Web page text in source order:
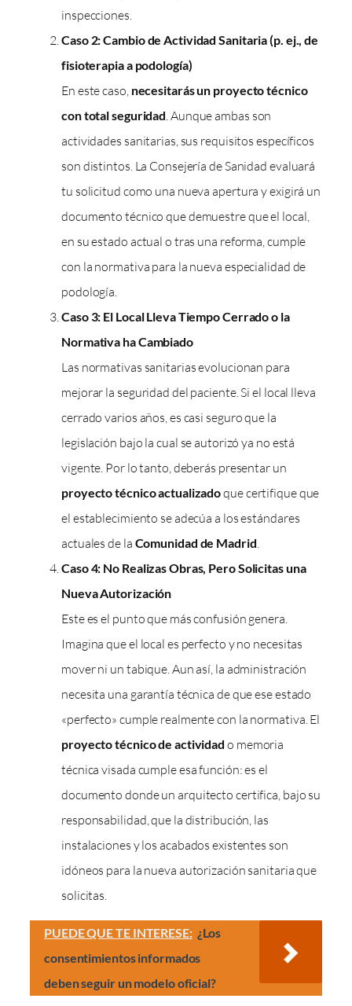
inspecciones.
Caso 2: Cambio de Actividad Sanitaria (p. ej., de
fisioterapia a podología)
En este caso, necesitarás un proyecto técnico
con total seguridad . Aunque ambas son
actividades sanitarias, sus requisitos específicos
son distintos. La Consejería de Sanidad evaluará
tu solicitud como una nueva apertura y exigirá un
documento técnico que demuestre que el local,
en su estado actual o tras una reforma, cumple
con la normativa para la nueva especialidad de
podología.
Caso 3: El Local Lleva Tiempo Cerrado o la
Normativa ha Cambiado
Las normativas sanitarias evolucionan para
mejorar la seguridad del paciente. Si el local lleva
cerrado varios años, es casi seguro que la
legislación bajo la cual se autorizó ya no está
vigente. Por lo tanto, deberás presentar un
proyecto técnico actualizadoque certifique que
el establecimiento se adecúa a los estándares
actuales de la Comunidad de Madrid
Caso 4: No Realizas Obras, Pero Solicitas una
Nueva Autorización
Este es el punto que más confusión genera.
Imagina que el local es perfecto y no necesitas
mover ni un tabique. Aun así, la administración
necesita una garantía técnica de que ese estado
«perfecto» cumple realmente con la normativa. El
proyecto técnico de actividad o memoria
técnica visada cumple esa función: es el
documento donde un arquitecto certifica, bajo su
responsabilidad, que la distribución, las
instalaciones y los acabados existentes son
idóneos para la nueva autorización sanitaria que
solicitas.
PUEDE QUE TE INTERESE: ¿Los
consentimientos informados
deben seguir un modelo oficial?